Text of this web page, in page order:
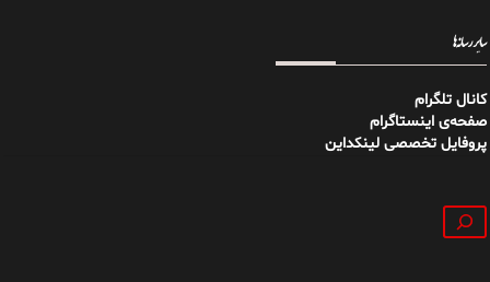
سایر رسانه‌ها
کانال تلگرام
صفحه‌ی اینستاگرام
پروفایل تخصصی لینکداین
جستجو